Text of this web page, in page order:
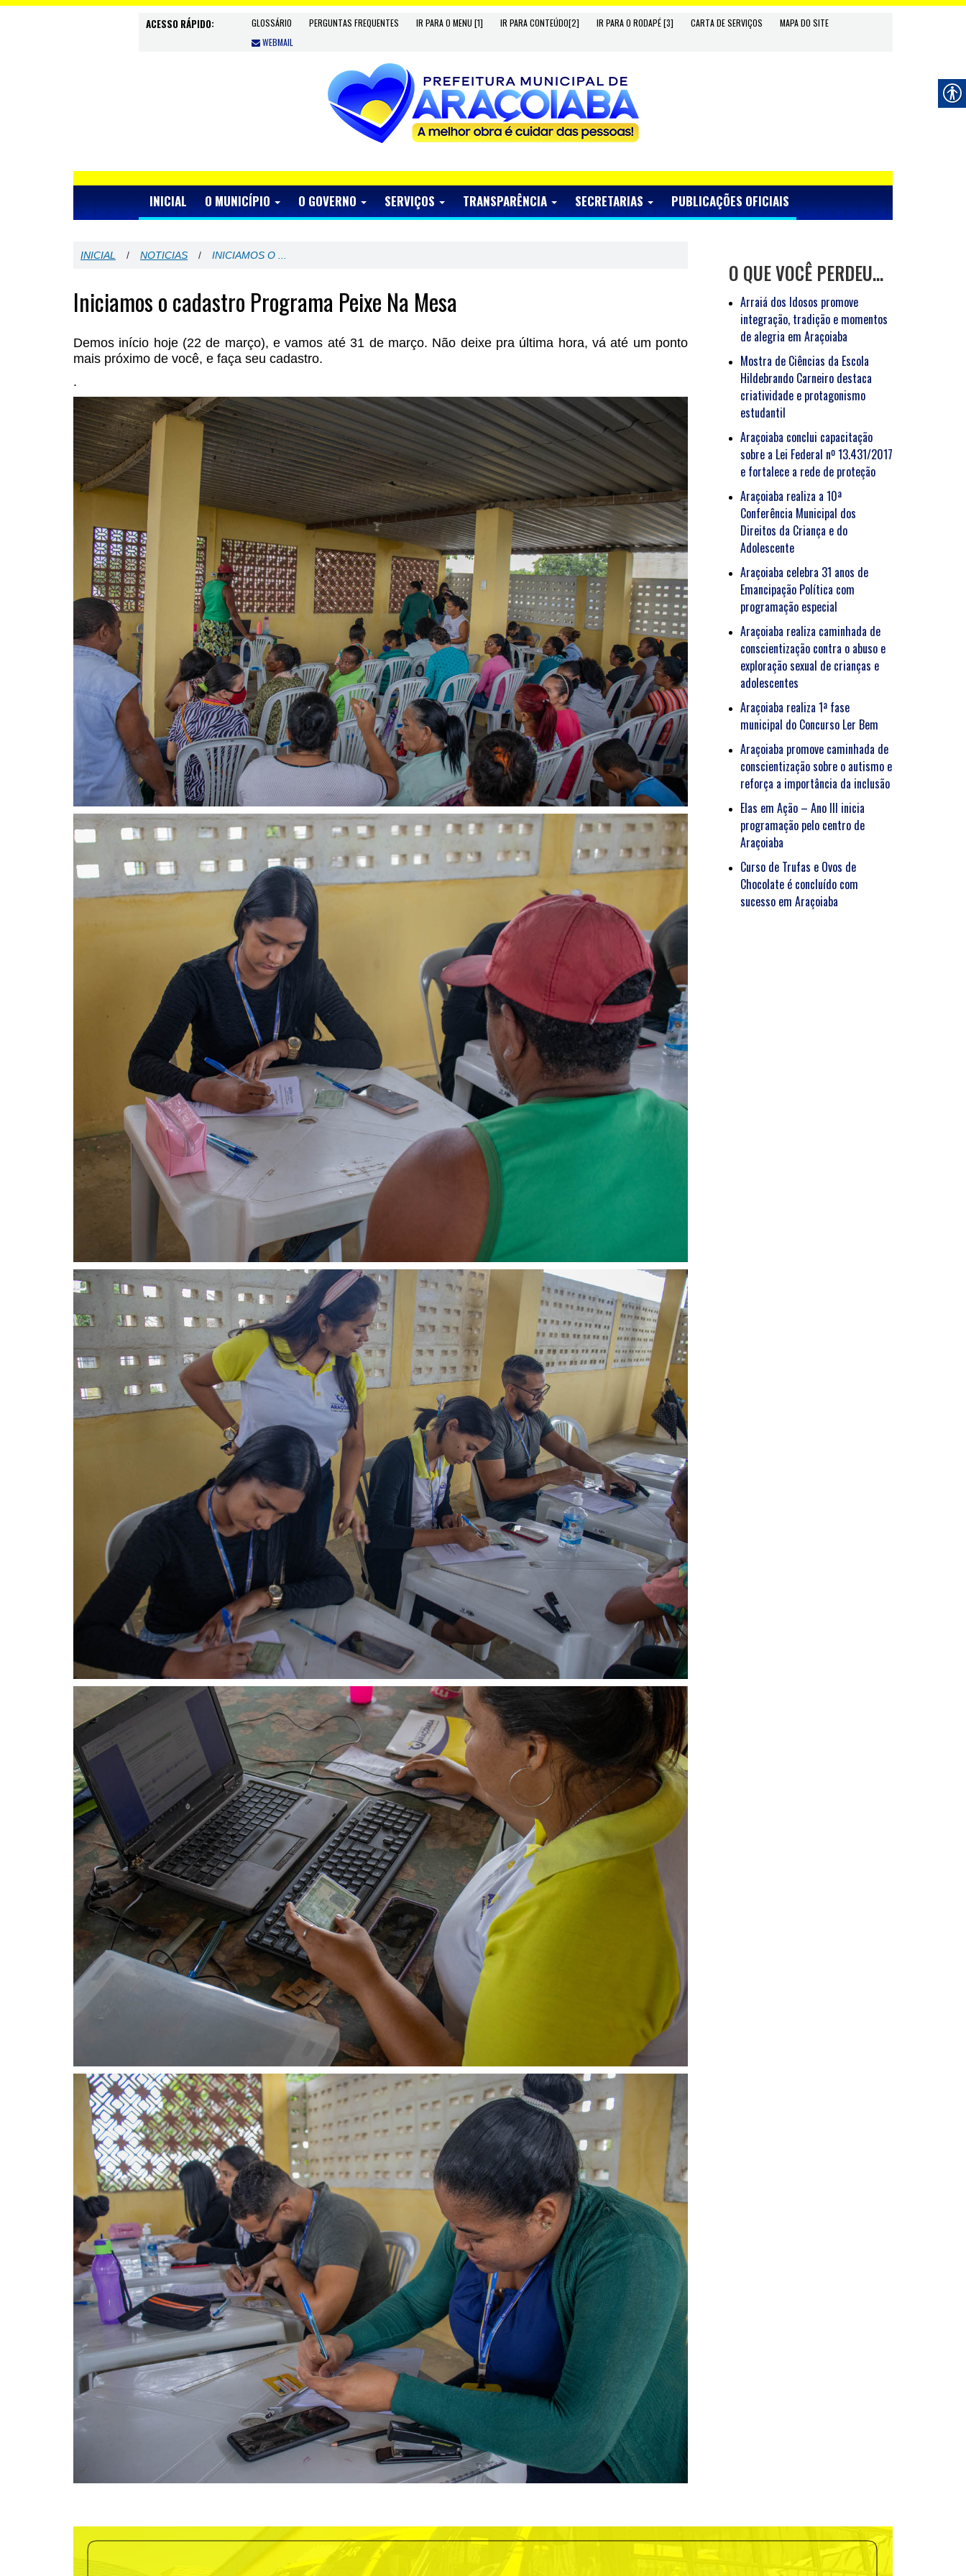
ACESSO RÁPIDO: GLOSSÁRIO PERGUNTAS FREQUENTES IR PARA O MENU [1] IR PARA CONTEÚDO[2] IR PARA O RODAPÉ [3] CARTA DE SERVIÇOS
MAPA DO SITE
WEBMAIL
INICIAL O MUNICÍPIO O GOVERNO SERVIÇOS TRANSPARÊNCIA SECRETARIAS PUBLICAÇÕES OFICIAIS
INICIAL / NOTICIAS / INICIAMOS O ...
Iniciamos o cadastro Programa Peixe Na Mesa
Demos início hoje (22 de março), e vamos até 31 de março. Não deixe pra última hora, vá até um ponto
mais próximo de você, e faça seu cadastro.
.
O QUE VOCÊ PERDEU…
Arraiá dos Idosos promove
integração, tradição e momentos
de alegria em Araçoiaba
Mostra de Ciências da Escola
Hildebrando Carneiro destaca
criatividade e protagonismo
estudantil
Araçoiaba conclui capacitação
sobre a Lei Federal nº 13.431/2017
e fortalece a rede de proteção
Araçoiaba realiza a 10ª
Conferência Municipal dos
Direitos da Criança e do
Adolescente
Araçoiaba celebra 31 anos de
Emancipação Política com
programação especial
Araçoiaba realiza caminhada de
conscientização contra o abuso e
exploração sexual de crianças e
adolescentes
Araçoiaba realiza 1ª fase
municipal do Concurso Ler Bem
Araçoiaba promove caminhada de
conscientização sobre o autismo e
reforça a importância da inclusão
Elas em Ação – Ano III inicia
programação pelo centro de
Araçoiaba
Curso de Trufas e Ovos de
Chocolate é concluído com
sucesso em Araçoiaba